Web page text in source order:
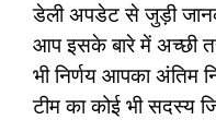
डेली अपडेट से जुड़ी
आप इसके बारे में अच्छी
भी निर्णय आपका अंतिम
टीम का कोई भी सदस्य